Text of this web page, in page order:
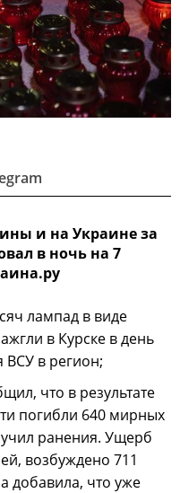
и на Украине за
в ночь на 7
лампад в виде
в Курске в день
в регион;
что в результате
погибли 640 мирных
ранения. Ущерб
возбуждено 711
добавила, что уже